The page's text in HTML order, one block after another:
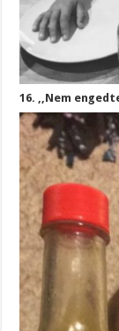
16. ,,Nem